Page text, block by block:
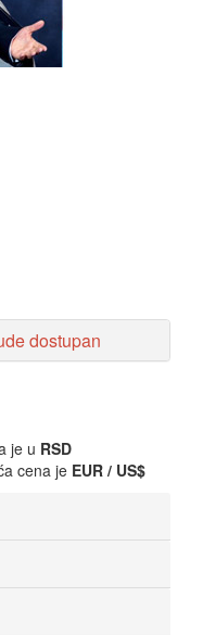
dostupan
je u RSD
cena je EUR / US$